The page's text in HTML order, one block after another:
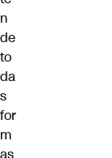
n
de
to
da
s
for
m
as